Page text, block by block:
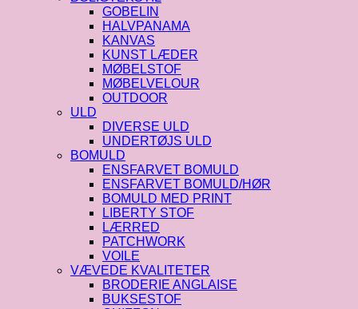
GOBELIN
HALVPANAMA
KANVAS
KUNST LÆDER
MØBELSTOF
MØBELVELOUR
OUTDOOR
ULD
DIVERSE ULD
UNDERTØJS ULD
BOMULD
ENSFARVET BOMULD
ENSFARVET BOMULD/HØR
BOMULD MED PRINT
LIBERTY STOF
LÆRRED
PATCHWORK
VOILE
VÆVEDE KVALITETER
BRODERIE ANGLAISE
BUKSESTOF